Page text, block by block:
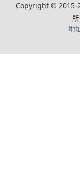
Copyright © 2015-
地